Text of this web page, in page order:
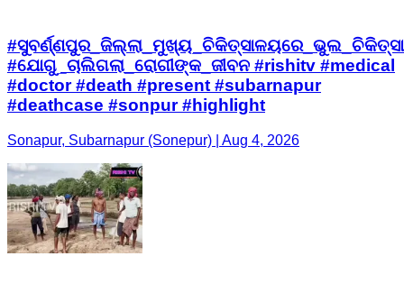
#ସୁବର୍ଣ୍ଣପୁର_ଜିଲ୍ଲା_ମୁଖ୍ୟ_ଚିକିତ୍ସାଳୟରେ_ଭୁଲ_ଚିକିତ୍ସା
#ଯୋଗୁ_ଚାଲିଗଲା_ରୋଗୀଙ୍କ_ଜୀବନ #rishitv #medical
#doctor #death #present #subarnapur
#deathcase #sonpur #highlight
Sonapur, Subarnapur (Sonepur) | Aug 4, 2026